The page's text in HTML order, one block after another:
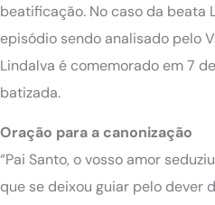
beatificação. No caso da beata
episódio sendo analisado pelo
Lindalva é comemorado em 7
batizada.
Oração para a canonização
“Pai Santo, o vosso amor
que se deixou guiar pelo dever